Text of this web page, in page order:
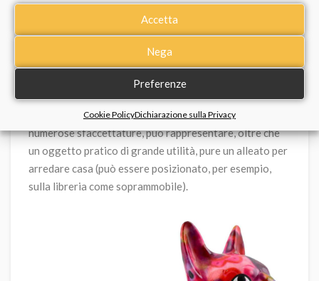
Accetta
Nega
Preferenze
Cookie PolicyDichiarazione sulla Privacy
il salvadanaio firmato Pomme Pidou
un’altra idea regalo meravigliosa per chi ama i cani.
Con la sua fantasia cromatica originale e dalle
numerose sfaccettature, può rappresentare, oltre che
un oggetto pratico di grande utilità, pure un alleato per
arredare casa (può essere posizionato, per esempio,
sulla libreria come soprammobile).